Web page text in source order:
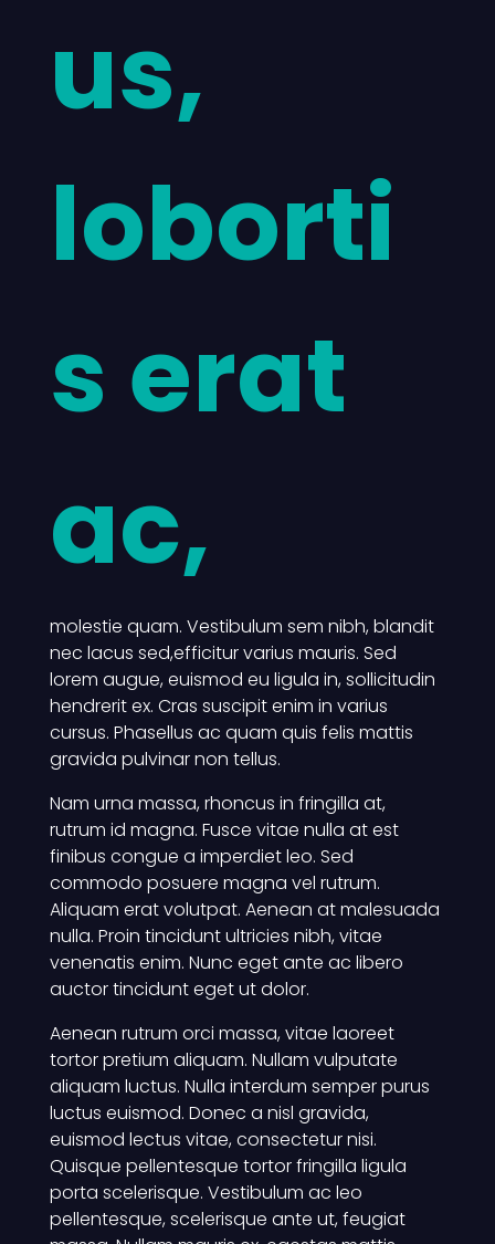
us,
loborti
s erat
ac,
molestie quam. Vestibulum sem nibh, blandit
nec lacus sed,efficitur varius mauris. Sed
lorem augue, euismod eu ligula in, sollicitudin
hendrerit ex. Cras suscipit enim in varius
cursus. Phasellus ac quam quis felis mattis
gravida pulvinar non tellus.
Nam urna massa, rhoncus in fringilla at,
rutrum id magna. Fusce vitae nulla at est
finibus congue a imperdiet leo. Sed
commodo posuere magna vel rutrum.
Aliquam erat volutpat. Aenean at malesuada
nulla. Proin tincidunt ultricies nibh, vitae
venenatis enim. Nunc eget ante ac libero
auctor tincidunt eget ut dolor.
Aenean rutrum orci massa, vitae laoreet
tortor pretium aliquam. Nullam vulputate
aliquam luctus. Nulla interdum semper purus
luctus euismod. Donec a nisl gravida,
euismod lectus vitae, consectetur nisi.
Quisque pellentesque tortor fringilla ligula
porta scelerisque. Vestibulum ac leo
pellentesque, scelerisque ante ut, feugiat